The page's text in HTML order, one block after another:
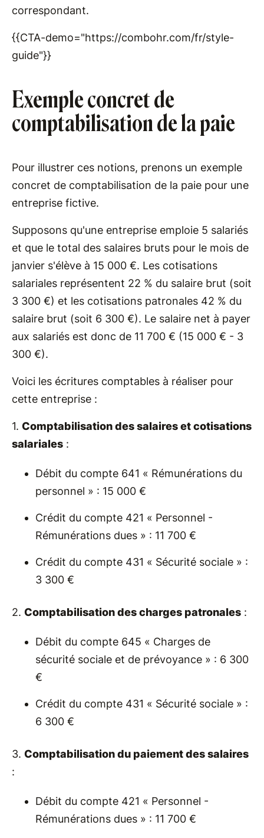
correspondant.
{{CTA-demo="https://combohr.com/fr/style-
guide"}}
Exemple concret de
comptabilisation de la paie
Pour illustrer ces notions, prenons un exemple
concret de comptabilisation de la paie pour une
entreprise fictive.
Supposons qu'une entreprise emploie 5 salariés
et que le total des salaires bruts pour le mois de
janvier s'élève à 15 000 €. Les cotisations
salariales représentent 22 % du salaire brut (soit
3 300 €) et les cotisations patronales 42 % du
salaire brut (soit 6 300 €). Le salaire net à payer
aux salariés est donc de 11 700 € (15 000 € - 3
300 €).
Voici les écritures comptables à réaliser pour
cette entreprise :
1. Comptabilisation des salaires et cotisations
salariales :
Débit du compte 641 « Rémunérations du
personnel » : 15 000 €
Crédit du compte 421 « Personnel -
Rémunérations dues » : 11 700 €
Crédit du compte 431 « Sécurité sociale » :
3 300 €
2. Comptabilisation des charges patronales :
Débit du compte 645 « Charges de
sécurité sociale et de prévoyance » : 6 300
€
Crédit du compte 431 « Sécurité sociale » :
6 300 €
3. Comptabilisation du paiement des salaires
:
Débit du compte 421 « Personnel -
Rémunérations dues » : 11 700 €